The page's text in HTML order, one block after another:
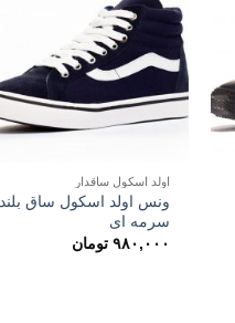
اولد اسکول ساقدار
ونس اولد اسکول ساق بلند
سرمه ای
۹۸۰,۰۰۰ تومان